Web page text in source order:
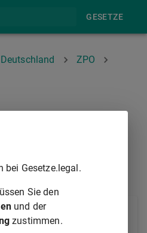
GESETZE
ZPO
abgelegte gerichtliche
Wirksamkeit auch für die
bei Gesetze.legal.
Sie den
und der
zustimmen.